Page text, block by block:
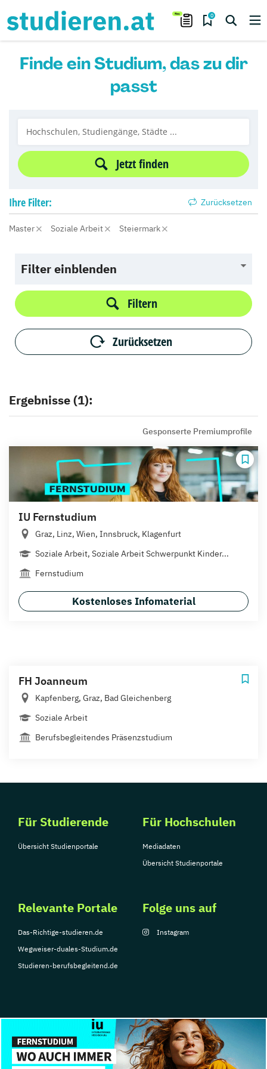
0
Finde ein Studium, das zu dir
passt
Jetzt finden
Ihre Filter: Zurücksetzen
Master Soziale Arbeit Steiermark
Filter einblenden
Filtern
Zurücksetzen
Ergebnisse (1):
Gesponserte Premiumprofile
IU Fernstudium
Graz, Linz, Wien, Innsbruck, Klagenfurt
Soziale Arbeit, Soziale Arbeit Schwerpunkt Kinder...
Fernstudium
Kostenloses Infomaterial
FH Joanneum
Kapfenberg, Graz, Bad Gleichenberg
Soziale Arbeit
Berufsbegleitendes Präsenzstudium
Für Studierende
Übersicht Studienportale
Für Hochschulen
Mediadaten
Übersicht Studienportale
Relevante Portale
Das-Richtige-studieren.de
Wegweiser-duales-Studium.de
Studieren-berufsbegleitend.de
Folge uns auf
Instagram
© Copyright 2026, TarGroup Media GmbH
Impressum
Über Datenschutzerklärung Nutzungsbedingungen